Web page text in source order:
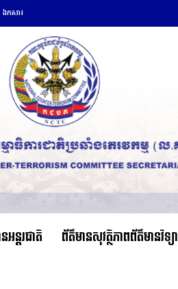
ឯកសារ
អន្តរជាតិ ព័ត៌មានសុវត្ថិភាពព័ត៌មានវិទ្យា